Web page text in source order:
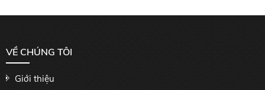
VỀ CHÚNG TÔI
Giới thiệu